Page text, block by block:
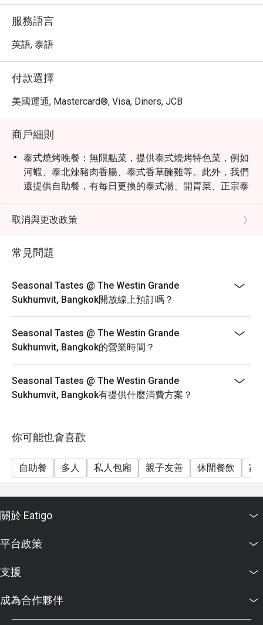
Chicken Cobb salad was fresh and
satisfying, and the smoked salmon
sushi deserves a mention — the rice
was noticeably better than what
you'd find at most buffets or those
Korean BBQ place. It's not omakase
be, but it's a cut above the buffets
fish itself was fresh and genuinely
good. A pleasant surprise was the
whole wheat muffin — excellent, and
not something I'd typically single out.
For anyone visiting Bangkok and
combines a stunning dining room
with food that delivers and service
服務語言
英語, 泰語
付款選擇
美國運通, Mastercard®, Visa, Diners, JCB
商戶細則
泰式燒烤晚餐：無限點菜，提供泰式燒烤特色菜，例如
河蝦、泰北辣豬肉香腸、泰式香草醃雞等。此外，我們
還提供自助餐，有每日更換的泰式湯、開胃菜、正宗泰
式沙拉、當地甜點和泰式草本茶，為客人帶來完整的泰
式晚餐體驗。
早餐 6:00 - 10:30
晚餐 18:00 - 22:00
早午餐：12:00 - 15:00
泰式燒烤晚餐（無限點菜）：850++
國際午餐自助餐：1,350++
海鮮燒烤晚餐（週五及週六）：1550++
週日家庭早午餐：1550++
早餐價格：850++
6-12歲：成人價格五折
13歲及以上按成人收費
重要提示：Eatigo折扣不可與兒童價格同時使用。
重要提示：所有價格均以泰銖計算，不包括增值稅和服
此政策適用於所有自助餐，但不適用於單點菜式。
Eatigo折扣不可與其他優惠或促銷活動同時使用。折扣
不適用於服務費和增值稅。
取消與更改政策
常見問題
Seasonal Tastes @ The Westin Grande
Sukhumvit, Bangkok開放線上預訂嗎？
Seasonal Tastes @ The Westin Grande
Sukhumvit, Bangkok的營業時間？
Seasonal Tastes @ The Westin Grande
Sukhumvit, Bangkok有提供什麼消費方案？
你可能也會喜歡
自助餐 多人 私人包廂 親子友善 休閒餐飲 家
關於 Eatigo
平台政策
支援
成為合作夥伴